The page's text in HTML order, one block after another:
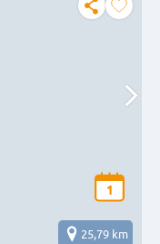
1
25,79 km